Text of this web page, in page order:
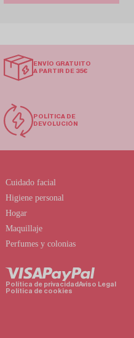
ENVÍO GRATUITO
A PARTIR DE 35€
POLÍTICA DE
DEVOLUCIÓN
Cuidado facial
Higiene personal
Hogar
Maquillaje
Perfumes y colonias
Política de privacidadAviso Legal
Política de cookies